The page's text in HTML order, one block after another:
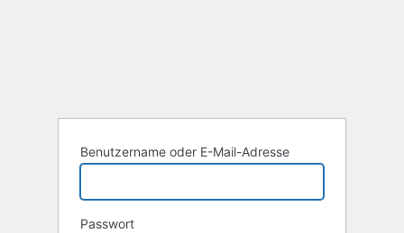
Benutzername oder E-Mail-Adresse
Passwort